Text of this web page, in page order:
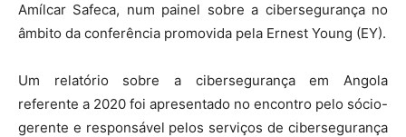
Amílcar Safeca, num painel sobre a cibersegurança no
âmbito da conferência promovida pela Ernest Young (EY).
Um relatório sobre a cibersegurança em Angola
referente a 2020 foi apresentado no encontro pelo sócio-
gerente e responsável pelos serviços de cibersegurança